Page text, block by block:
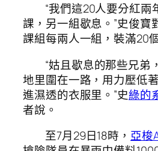
“我們這20人要分紅兩
課，另一組歇息。”史俊寶
課組每兩人一組，裝滿20
“姑且歇息的那些兄弟
地里圍在一路，用力壓低
進濕透的衣服里。”史綠的
者說。
至7月29日18時， 亞梭